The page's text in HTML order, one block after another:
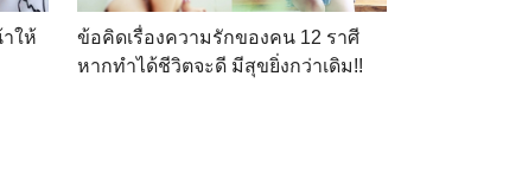
ให้
ข้อคิดเรื่องความรักของคน 12 ราศี
หากทำได้ชีวิตจะดี มีสุขยิ่งกว่าเดิม!!